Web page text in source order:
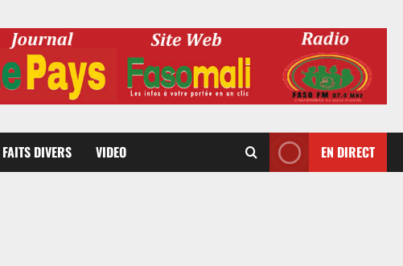
FAITS DIVERS VIDEO EN DIRECT